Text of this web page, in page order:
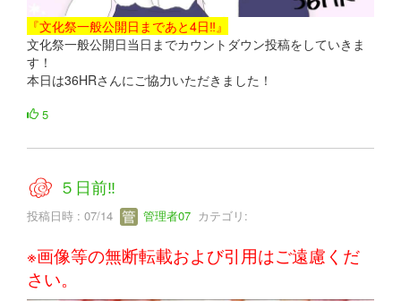
『文化祭一般公開日まであと4日‼』
文化祭一般公開日当日までカウントダウン投稿をしていきま
す！
本日は36HRさんにご協力いただきました！
5
５日前‼
投稿日時 : 07/14 管理者07 カテゴリ:
※画像等の無断転載および引用はご遠慮くだ
さい。